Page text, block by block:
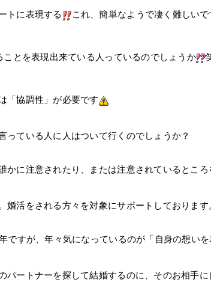
トに表現する これ、簡単なようで凄く難しいで
ことを表現出来ている人っているのでしょうか
「協調性」が必要です
っている人に人はついて行くのでしょうか？
かに注意されたり、または注意されているとこ
婚活をされる方々を対象にサポートしております
ですが、年々気になっているのが「自身の想い
パートナーを探して結婚するのに、そのお相手